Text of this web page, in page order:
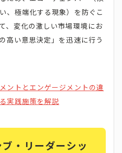
、極端化する現象）を防ぐこ
、変化の激しい市場環境にお
高い意思決定」を迅速に行う
ントとエンゲージメントの違
実践施策を解説
・リーダーシッ